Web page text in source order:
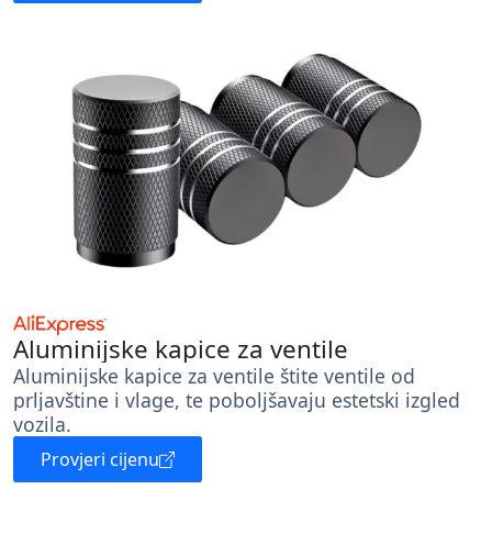
Aluminijske kapice za ventile
Aluminijske kapice za ventile štite ventile od
prljavštine i vlage, te poboljšavaju estetski izgled
vozila.
Provjeri cijenu